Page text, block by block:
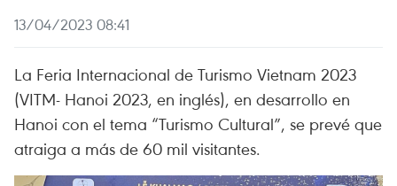
13/04/2023 08:41
La Feria Internacional de Turismo Vietnam 2023
(VITM- Hanoi 2023, en inglés), en desarrollo en
Hanoi con el tema “Turismo Cultural”, se prevé que
atraiga a más de 60 mil visitantes.